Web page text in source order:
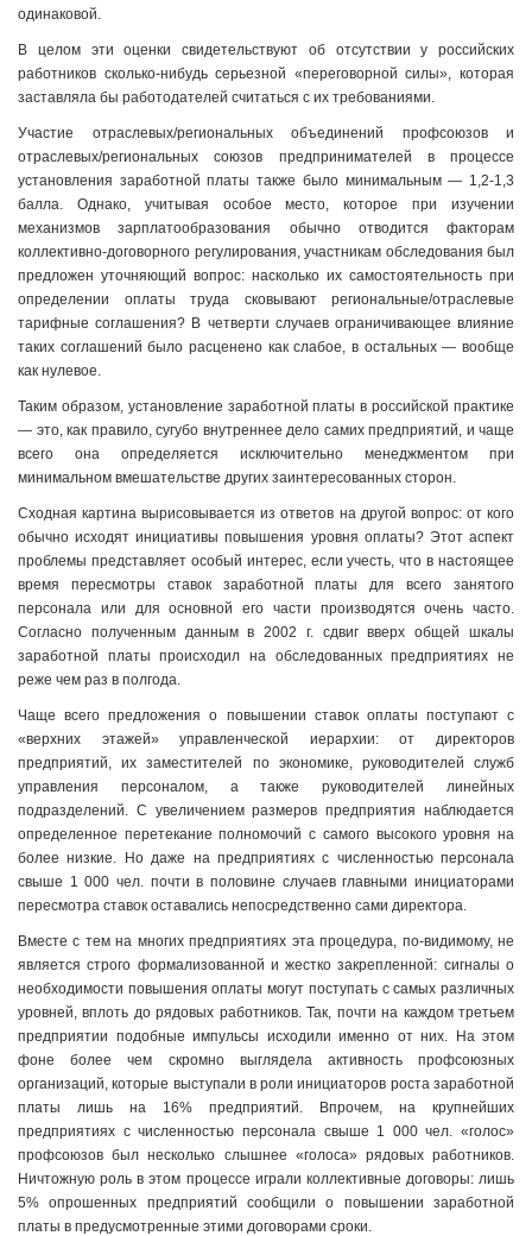
одинаковой.
В целом эти оценки свидетельствуют об отсутствии у российских
работников сколько-нибудь серьезной «переговорной силы», которая
заставляла бы работодателей считаться с их требованиями.
Участие отраслевых/региональных объединений профсоюзов и
отраслевых/региональных союзов предпринимателей в процессе
установления заработной платы также было минимальным — 1,2-1,3
балла. Однако, учитывая особое место, которое при изучении
механизмов зарплатообразования обычно отводится факторам
коллективно-договорного регулирования, участникам обследования был
предложен уточняющий вопрос: насколько их самостоятельность при
определении оплаты труда сковывают региональные/отраслевые
тарифные соглашения? В четверти случаев ограничивающее влияние
таких соглашений было расценено как слабое, в остальных — вообще
как нулевое.
Таким образом, установление заработной платы в российской практике
— это, как правило, сугубо внутреннее дело самих предприятий, и чаще
всего она определяется исключительно менеджментом при
минимальном вмешательстве других заинтересованных сторон.
Сходная картина вырисовывается из ответов на другой вопрос: от кого
обычно исходят инициативы повышения уровня оплаты? Этот аспект
проблемы представляет особый интерес, если учесть, что в настоящее
время пересмотры ставок заработной платы для всего занятого
персонала или для основной его части производятся очень часто.
Согласно полученным данным в 2002 г. сдвиг вверх общей шкалы
заработной платы происходил на обследованных предприятиях не
реже чем раз в полгода.
Чаще всего предложения о повышении ставок оплаты поступают с
«верхних этажей» управленческой иерархии: от директоров
предприятий, их заместителей по экономике, руководителей служб
управления персоналом, а также руководителей линейных
подразделений. С увеличением размеров предприятия наблюдается
определенное перетекание полномочий с самого высокого уровня на
более низкие. Но даже на предприятиях с численностью персонала
свыше 1 000 чел. почти в половине случаев главными инициаторами
пересмотра ставок оставались непосредственно сами директора.
Вместе с тем на многих предприятиях эта процедура, по-видимому, не
является строго формализованной и жестко закрепленной: сигналы о
необходимости повышения оплаты могут поступать с самых различных
уровней, вплоть до рядовых работников. Так, почти на каждом третьем
предприятии подобные импульсы исходили именно от них. На этом
фоне более чем скромно выглядела активность профсоюзных
организаций, которые выступали в роли инициаторов роста заработной
платы лишь на 16% предприятий. Впрочем, на крупнейших
предприятиях с численностью персонала свыше 1 000 чел. «голос»
профсоюзов был несколько слышнее «голоса» рядовых работников.
Ничтожную роль в этом процессе играли коллективные договоры: лишь
5% опрошенных предприятий сообщили о повышении заработной
платы в предусмотренные этими договорами сроки.